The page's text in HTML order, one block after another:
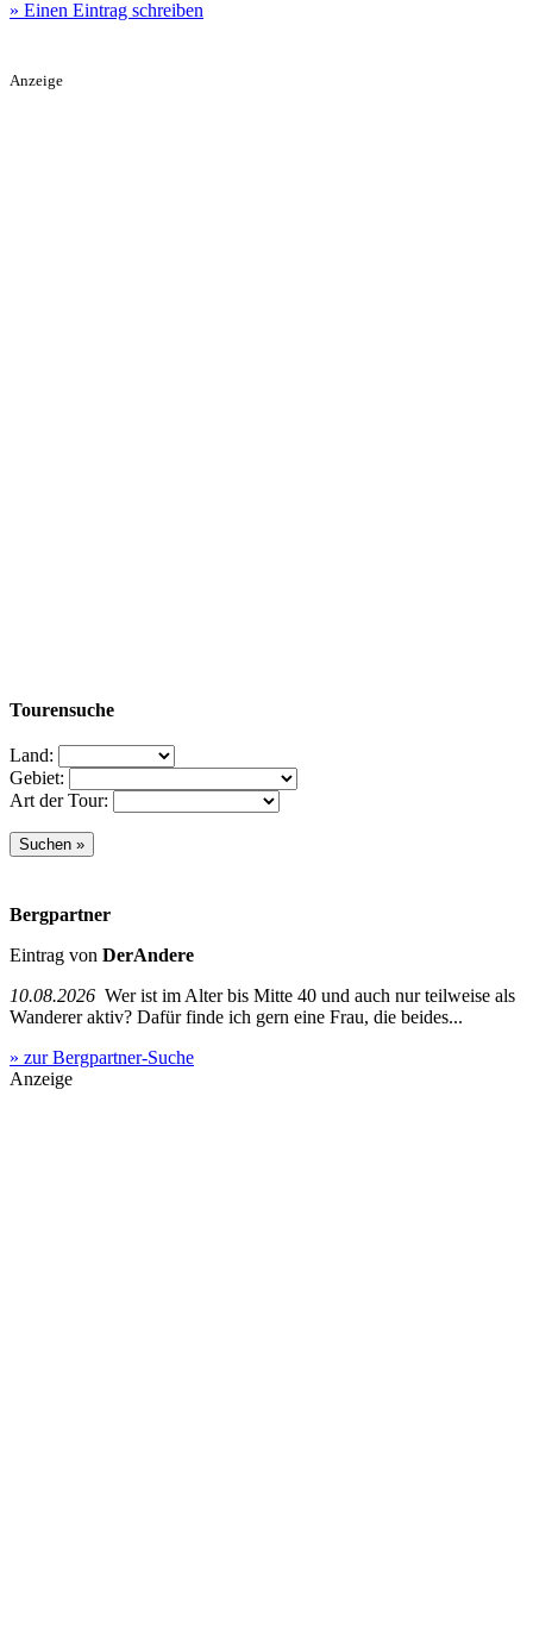
» Einen Eintrag schreiben
Anzeige
Tourensuche
Land:
Gebiet:
Art der Tour:
Bergpartner
Eintrag von DerAndere
10.08.2026 Wer ist im Alter bis Mitte 40 und auch nur teilweise als
Wanderer aktiv? Dafür finde ich gern eine Frau, die beides...
» zur Bergpartner-Suche
Anzeige